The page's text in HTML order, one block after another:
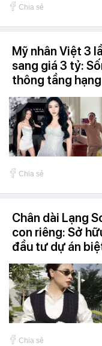
Chia sẻ
Mỹ nhân Việt 3
sang giá 3 tỷ:
thông tầng
Chia sẻ
Chân dài Lạng
con riêng: Sở
đầu tư dự án
Chia sẻ